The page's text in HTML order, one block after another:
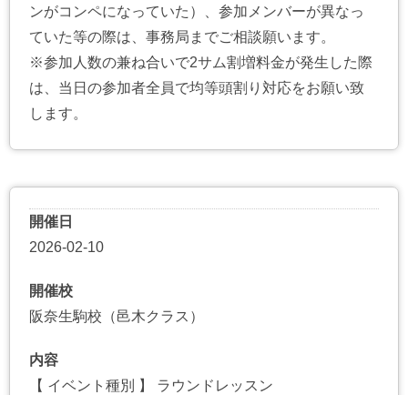
ンがコンペになっていた）、参加メンバーが異なっ
ていた等の際は、事務局までご相談願います。
※参加人数の兼ね合いで2サム割増料金が発生した際
は、当日の参加者全員で均等頭割り対応をお願い致
します。
開催日
2026-02-10
開催校
阪奈生駒校（邑木クラス）
内容
【 イベント種別 】 ラウンドレッスン